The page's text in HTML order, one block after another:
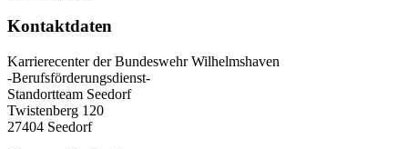
Kontaktdaten
Karrierecenter der Bundeswehr Wilhelmshaven
-Berufsförderungsdienst-
Standortteam Seedorf
Twistenberg 120
27404 Seedorf